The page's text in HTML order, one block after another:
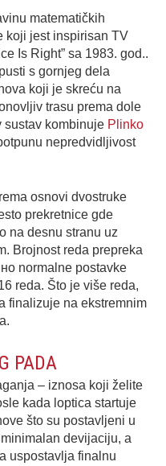
matematičkih
koji jest inspirisan TV
Is Right” sa 1983. god..
s gornjeg dela
koji je skreću na
trasu prema dole
sustav kombinuje Plinko
nepredvidljivost
osnovi dvostruke
prekretnice gde
na desnu stranu uz
Brojnost reda prepreka
normalne postavke
reda. Što je više reda,
finalizuje na ekstremnim
PADA
– iznosa koji želite
kada loptica startuje
što su postavljeni u
devijaciju, a
uspostavlja finalnu